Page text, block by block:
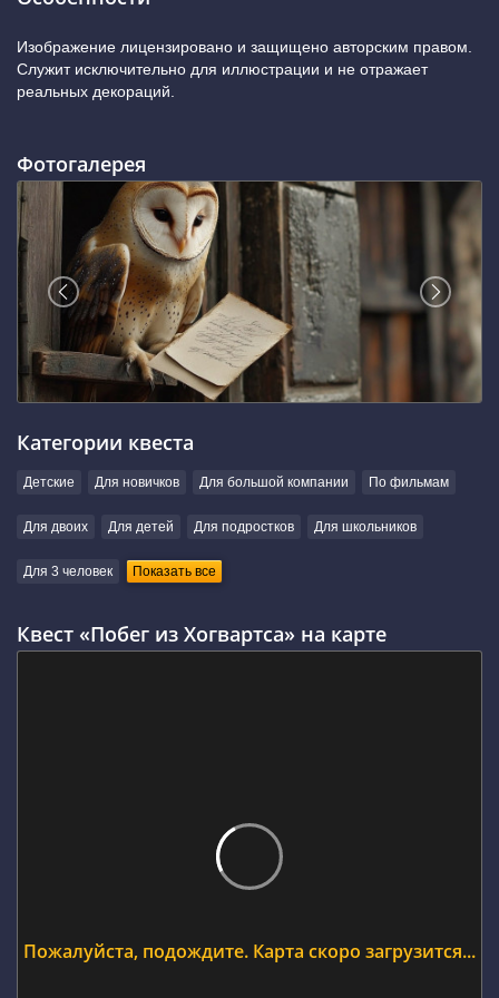
Изображение лицензировано и защищено авторским правом.
Служит исключительно для иллюстрации и не отражает
реальных декораций.
Фотогалерея
Категории квеста
Детские Для новичков Для большой компании По фильмам
Для двоих Для детей Для подростков Для школьников
Для 3 человек Показать все
Квест «Побег из Хогвартса» на карте
Пожалуйста, подождите. Карта скоро загрузится...